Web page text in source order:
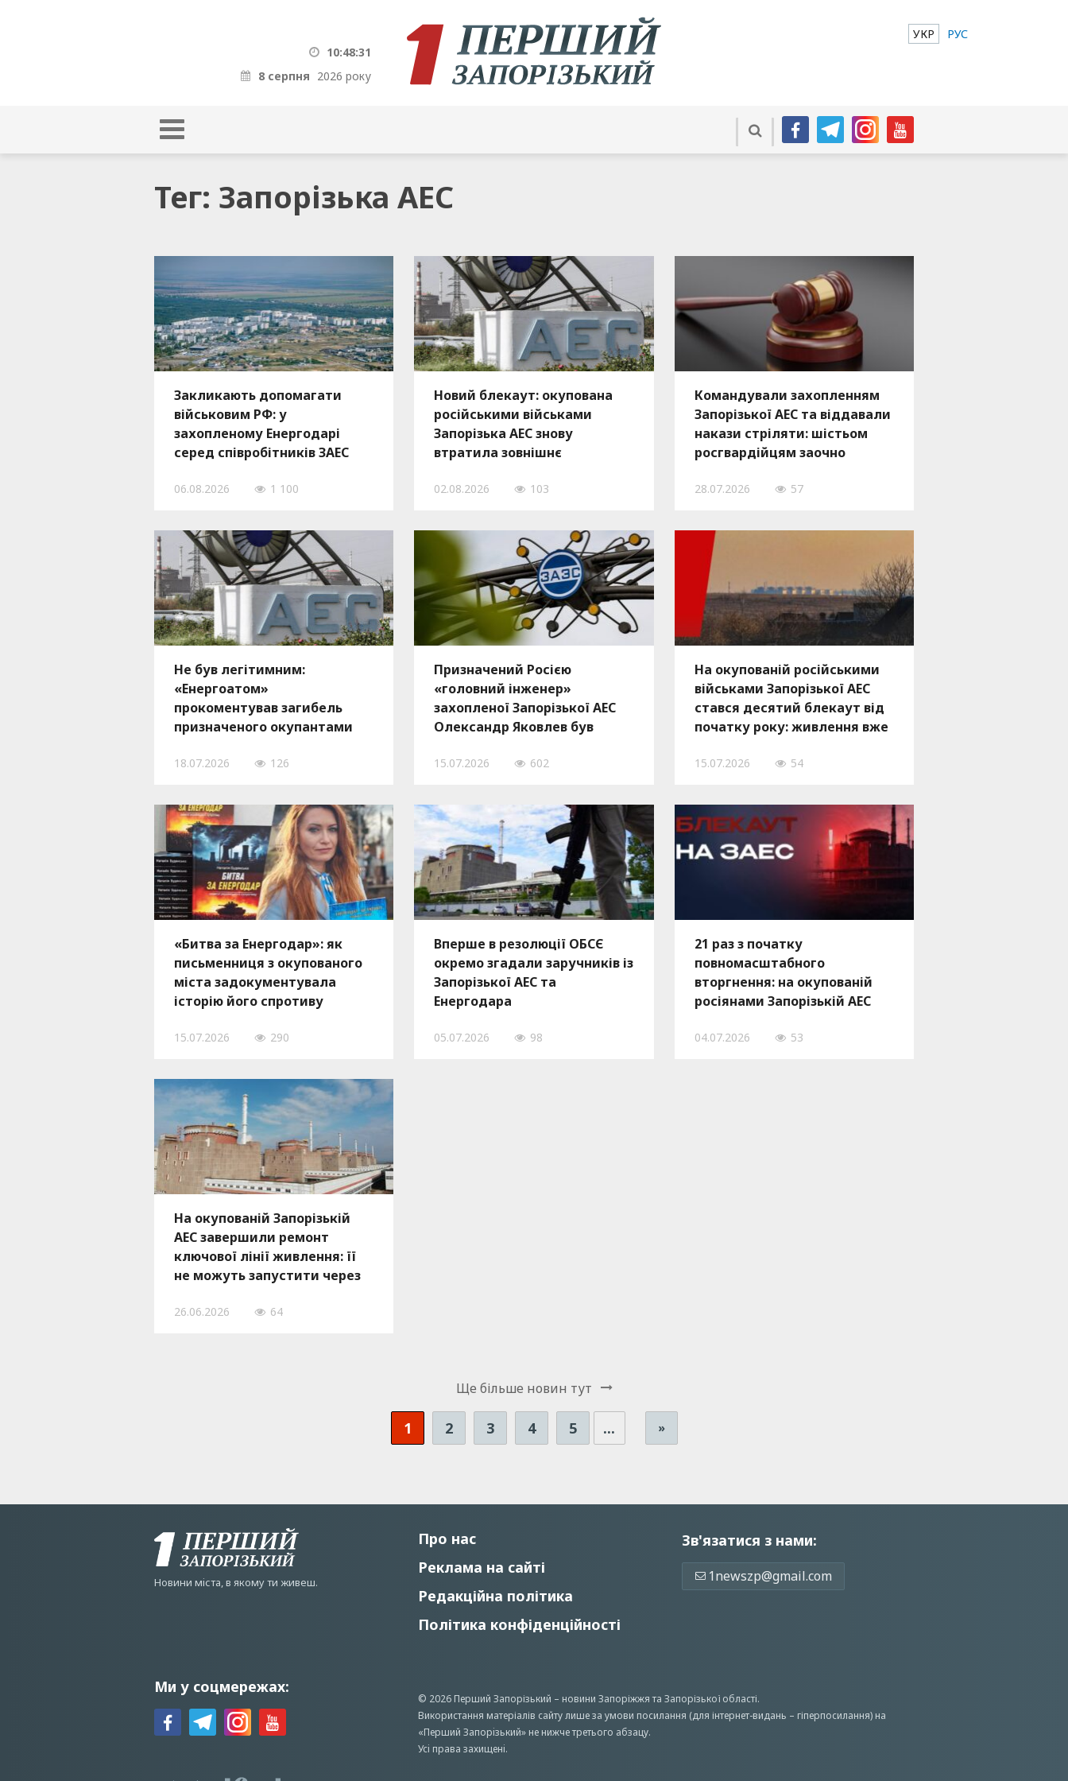
10:48:32
8 серпня 2026 року
УКР РУС
Тег: Запорізька АЕС
Закликають допомагати
військовим РФ: у
захопленому Енергодарі
серед співробітників ЗАЕС
пропагандистські листівки
06.08.2026 1 100
Новий блекаут: окупована
російськими військами
Запорізька АЕС знову
втратила зовнішнє
02.08.2026 103
Командували захопленням
Запорізької АЕС та віддавали
накази стріляти: шістьом
росгвардійцям заочно
28.07.2026 57
Не був легітимним:
«Енергоатом»
прокоментував загибель
призначеного окупантами
Запорізької АЕС
18.07.2026 126
Призначений Росією
«головний інженер» ​​
захопленої Запорізької АЕС
Олександр Яковлев був
15.07.2026 602
На окупованій російськими
військами Запорізької АЕС
стався десятий блекаут від
початку року: живлення вже
15.07.2026 54
«Битва за Енергодар»: як
письменниця з окупованого
міста задокументувала
історію його спротиву
15.07.2026 290
Вперше в резолюції ОБСЄ
окремо згадали заручників із
Запорізької АЕС та
Енергодара
05.07.2026 98
21 раз з початку
повномасштабного
вторгнення: на окупованій
росіянами Запорізькій АЕС
04.07.2026 53
На окупованій Запорізькій
АЕС завершили ремонт
ключової лінії живлення: її
не можуть запустити через
26.06.2026 64
Ще бiльше новин тут
1 2 3 4 5 ... »
Новини мiста, в якому ти живеш.
Про нас
Реклама на сайті
Редакційна політика
Політика конфіденційності
Зв'язатися з нами:
1newszp@gmail.com
Ми у соцмережах:
© 2026 Перший Запорізький – новини Запоріжжята Запорізької області.
Використання матеріалів сайту лише за умови посилання (для інтернет-видань – гіперпосилання) на
«Перший Запорiзький» не нижче третього абзацу.
Усi права захищенi.